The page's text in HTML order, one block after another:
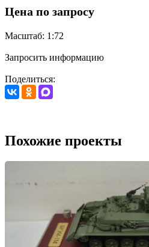
Цена по запросу
Масштаб: 1:72
Запросить информацию
Поделиться:
Похожие проекты